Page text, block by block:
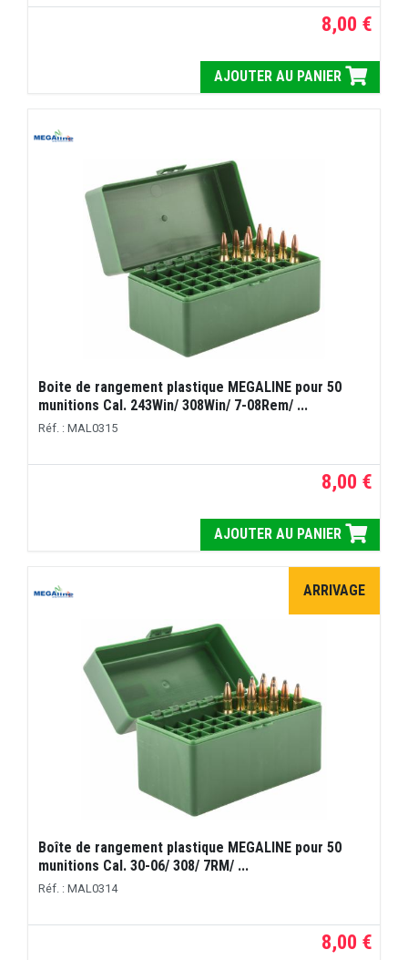
8,00 €
AJOUTER AU PANIER
Boite de rangement plastique MEGALINE pour 50
munitions Cal. 243Win/ 308Win/ 7-08Rem/ ...
Réf. : MAL0315
8,00 €
AJOUTER AU PANIER
ARRIVAGE
Boîte de rangement plastique MEGALINE pour 50
munitions Cal. 30-06/ 308/ 7RM/ ...
Réf. : MAL0314
8,00 €